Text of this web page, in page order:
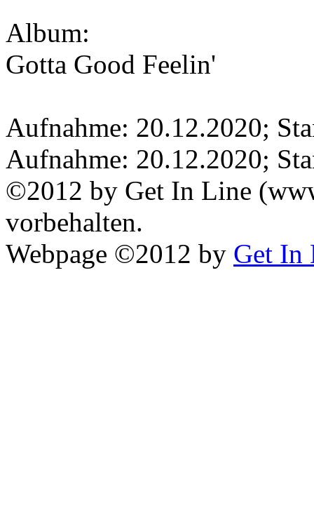
Album:
Gotta Good Feelin'
Aufnahme: 20.12.2020;
Aufnahme: 20.12.2020;
©2012 by Get In Line
vorbehalten.
Webpage ©2012 by Get In